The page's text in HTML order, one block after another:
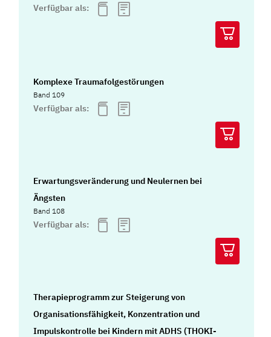
Verfügbar als:
Komplexe Traumafolgestörungen
Band 109
Verfügbar als:
Erwartungsveränderung und Neulernen bei
Ängsten
Band 108
Verfügbar als:
Therapieprogramm zur Steigerung von
Organisationsfähigkeit, Konzentration und
Impulskontrolle bei Kindern mit ADHS (THOKI-